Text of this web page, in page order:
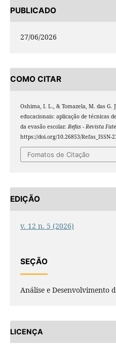
PUBLICADO
27/06/2026
COMO CITAR
Oshima, I. L., & Tomazela, M. das G.
educacionais: aplicação de técnicas
da evasão escolar. Refas - Revista
https://doi.org/10.26853/Refas_ISSN-
Fomatos de Citação
EDIÇÃO
v. 12 n. 5 (2026)
SEÇÃO
Análise e Desenvolvimento
LICENÇA